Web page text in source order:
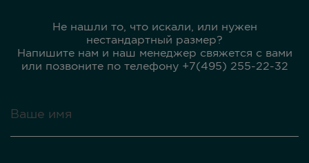
Не нашли то, что искали, или нужен
нестандартный размер?
Напишите нам и наш менеджер свяжется с вами
или позвоните по телефону +7(495) 255-22-32